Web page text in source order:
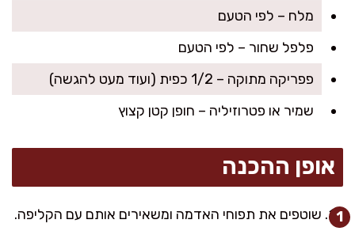
מלח – לפי הטעם
פלפל שחור – לפי הטעם
פפריקה מתוקה – 1/2 כפית (ועוד מעט להגשה)
שמיר או פטרוזיליה – חופן קטן קצוץ
אופן ההכנה
שוטפים את תפוחי האדמה ומשאירים אותם עם הקליפה.